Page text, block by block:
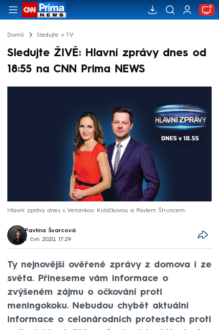
Domů Sledujte v TV
Sledujte ŽIVĚ: Hlavní zprávy dnes od
18:55 na CNN Prima NEWS
Hlavní zprávy dnes s Veronikou Kubíčkovou a Pavlem Štruncem.
Pavlína Švarcová
1. čvn 2020, 17:29
Ty nejnovější ověřené zprávy z domova i ze
světa. Přineseme vám informace o
zvýšeném zájmu o očkování proti
meningokoku. Nebudou chybět aktuální
informace o celonárodních protestech proti